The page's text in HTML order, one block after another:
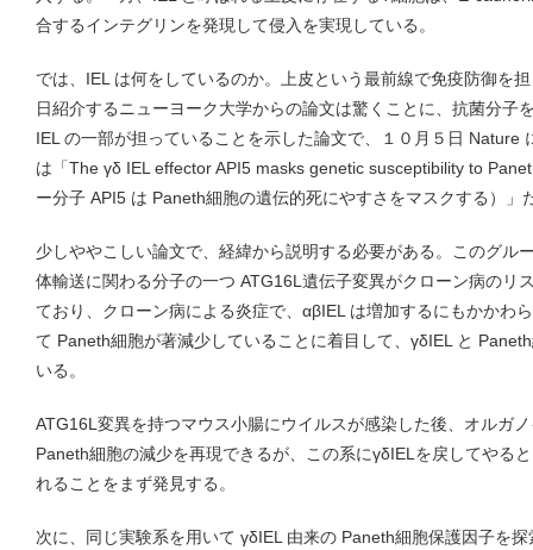
合するインテグリンを発現して侵入を実現している。
では、IEL は何をしているのか。上皮という最前線で免疫防御を
日紹介するニューヨーク大学からの論文は驚くことに、抗菌分子
IEL の一部が担っていることを示した論文で、１０月５日 Nature
は「The γδ IEL effector API5 masks genetic susceptibility to
ー分子 API5 は Paneth細胞の遺伝的死にやすさをマスクする）」
少しややこしい論文で、経緯から説明する必要がある。このグル
体輸送に関わる分子の一つ ATG16L遺伝子変異がクローン病のリ
ており、クローン病による炎症で、αβIEL は増加するにもかかわ
て Paneth細胞が著減少していることに着目して、γδIEL と
いる。
ATG16L変異を持つマウス小腸にウイルスが感染した後、オルガ
Paneth細胞の減少を再現できるが、この系にγδIELを戻してやる
れることをまず発見する。
次に、同じ実験系を用いて γδIEL 由来の Paneth細胞保護因子を